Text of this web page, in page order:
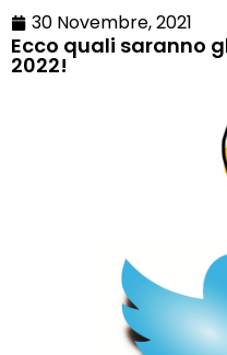
30 Novembre, 2021
Ecco quali saranno
2022!